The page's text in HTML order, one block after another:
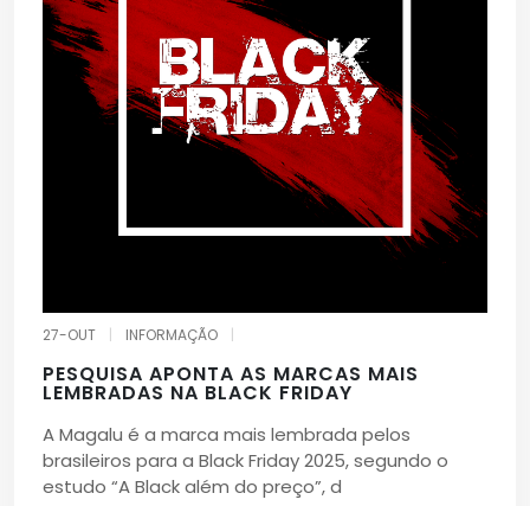
27-OUT INFORMAÇÃO
PESQUISA APONTA AS MARCAS MAIS
LEMBRADAS NA BLACK FRIDAY
A Magalu é a marca mais lembrada pelos
brasileiros para a Black Friday 2025, segundo o
estudo “A Black além do preço”, d